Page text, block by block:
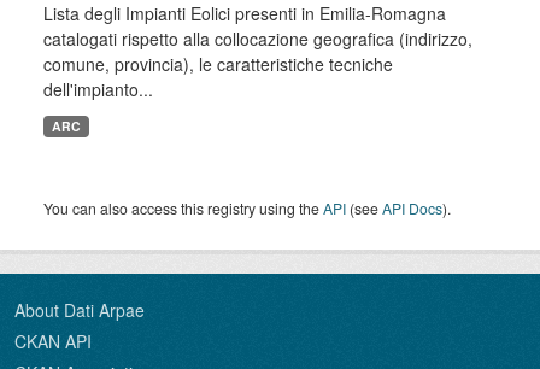
Lista degli Impianti Eolici presenti in Emilia-Romagna
catalogati rispetto alla collocazione geografica (indirizzo,
comune, provincia), le caratteristiche tecniche
dell'impianto...
ARC
You can also access this registry using theAPI (seeAPI Docs).
About Dati Arpae
CKAN API